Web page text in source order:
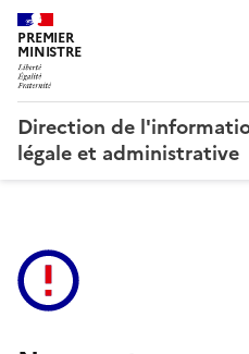
PREMIER
MINISTRE
Direction de
légale et administrative